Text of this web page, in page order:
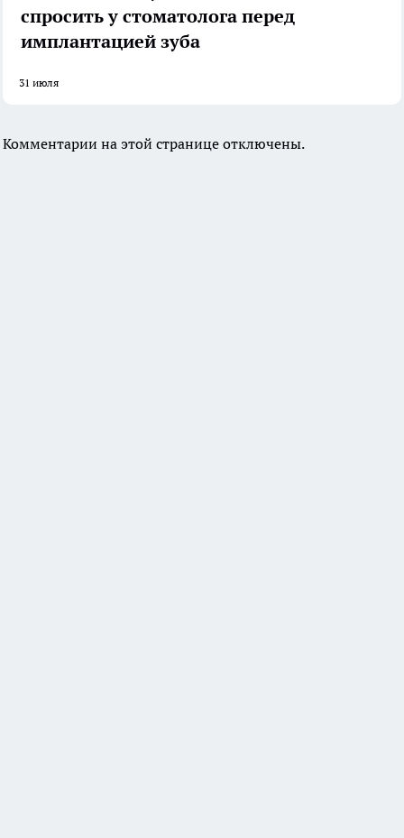
спросить у стоматолога перед
имплантацией зуба
31 июля
Комментарии на этой странице отключены.